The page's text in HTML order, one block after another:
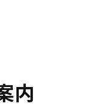
内